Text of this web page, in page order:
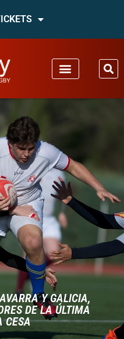
Y GALICIA,
DE LA ÚLTIMA
CESA